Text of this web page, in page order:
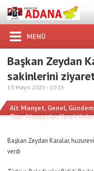
MENÜ
Başkan Zeydan
sakinlerini
13 Mayıs 2025 - 10:15
Alt Manşet, Genel, Gündem
Tüm Manşetler,Yerel
Başkan Zeydan Karalar,
verdi